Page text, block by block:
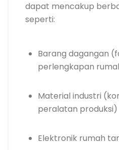
dapat mencakup
seperti:
Barang dagangan
perlengkapan
Material industri
peralatan produksi)
Elektronik rumah